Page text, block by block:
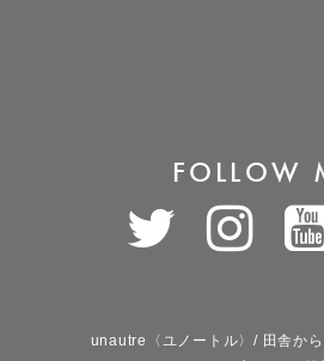
FOLLOW
unautre〈ユノートル〉/ 田舎か